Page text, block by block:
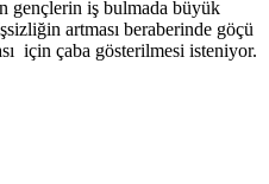
gençlerin iş bulmada büyük
artması beraberinde göçü
için çaba gösterilmesi isteniyor.